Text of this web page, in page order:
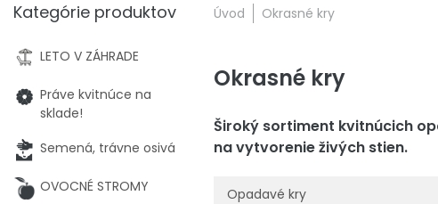
Úvod Okrasné kry
Okrasné kry
Široký sortiment kvitnúcich
na vytvorenie živých stien.
Opadavé kry
Kategórie produktov
LETO V ZÁHRADE
Práve kvitnúce na
sklade!
Semená, trávne osivá
OVOCNÉ STROMY